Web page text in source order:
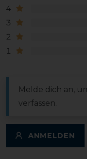
4
3
2
1
Melde dich an,
verfassen.
ANMELDEN